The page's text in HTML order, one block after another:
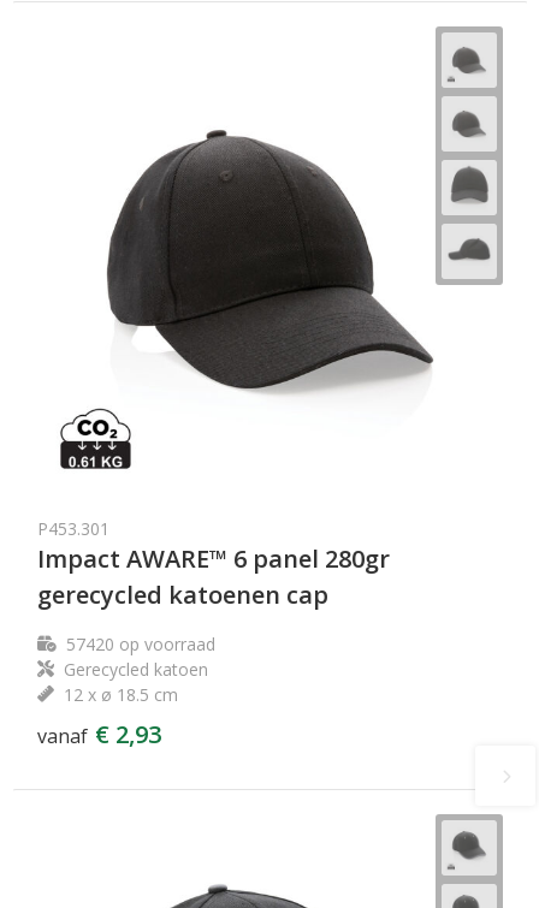
P453.301
Impact AWARE™ 6 panel 280gr
gerecycled katoenen cap
57420 op voorraad
Gerecycled katoen
12 x ø 18.5 cm
vanaf € 2,93